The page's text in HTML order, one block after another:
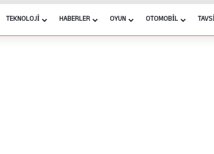
TEKNOLOJI HABERLER OYUN OTOMOBIL